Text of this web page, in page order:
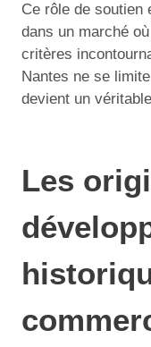
Ce rôle de soutien
dans un marché
critères
Nantes ne se
devient un
Les